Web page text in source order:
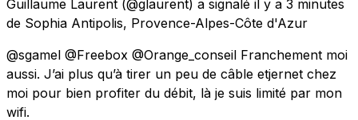
Guillaume Laurent (@glaurent) a signalé il y a 3 minutes
de Sophia Antipolis, Provence-Alpes-Côte d'Azur
@sgamel @Freebox @Orange_conseil Franchement moi
aussi. J’ai plus qu’à tirer un peu de câble etjernet chez
moi pour bien profiter du débit, là je suis limité par mon
wifi.